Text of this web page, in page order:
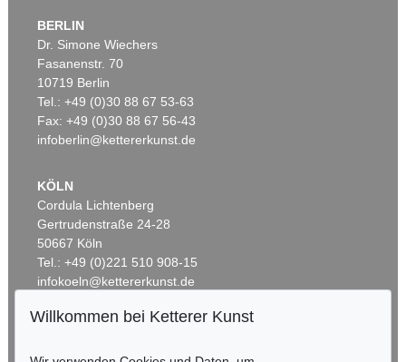
Auktion 514 - Lot 239
LEO PUTZ
Ein Sommertag, 1925
Ergebnis:€ 187.500
Auktion 380 - Lot 2
Auktion 269 - Lot 22
BERLIN
Dr. Simone Wiechers
Fasanenstr. 70
10719 Berlin
Tel.: +49 (0)30 88 67 53-63
Fax: +49 (0)30 88 67 56-43
infoberlin@kettererkunst.de
KÖLN
Cordula Lichtenberg
Gertrudenstraße 24-28
50667 Köln
Tel.: +49 (0)221 510 908-15
infokoeln@kettererkunst.de
BADEN-WÜRTTEMBERG
Willkommen bei Ketterer Kunst